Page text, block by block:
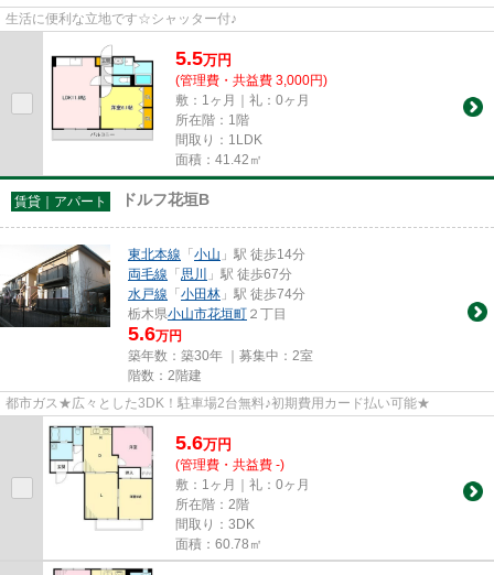
生活に便利な立地です☆シャッター付♪
5.5万円
(管理費・共益費 3,000円)
敷：1ヶ月｜礼：0ヶ月
所在階：1階
間取り：1LDK
面積：41.42㎡
賃貸｜アパート ドルフ花垣B
東北本線 「小山 」駅 徒歩14分
両毛線 「思川
」駅 徒歩67分
水戸線 「小田林 」駅 徒歩74分
栃木県小山市花垣町 ２丁目
5.6万円
築年数：築30年 ｜募集中： 2室
階数：2階建
都市ガス★広々とした3DK！駐車場2台無料♪初期費用カード払い可能★
5.6万円
(管理費・共益費 -)
敷：1ヶ月｜礼：0ヶ月
所在階：2階
間取り：3DK
面積：60.78㎡